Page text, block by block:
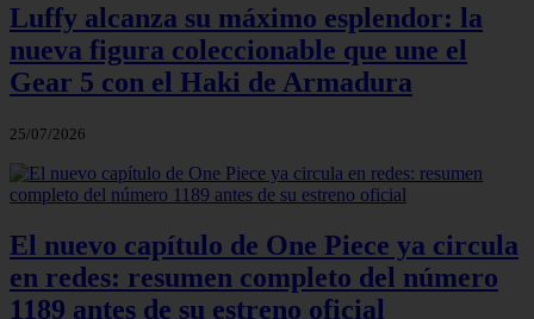
Luffy alcanza su máximo esplendor: la
nueva figura coleccionable que une el
Gear 5 con el Haki de Armadura
25/07/2026
El nuevo capítulo de One Piece ya circula
en redes: resumen completo del número
1189 antes de su estreno oficial